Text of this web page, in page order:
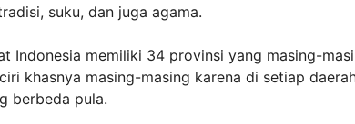
suku, dan juga agama.
Indonesia memiliki 34 provinsi yang masing-
khasnya masing-masing karena di setiap
berbeda pula.